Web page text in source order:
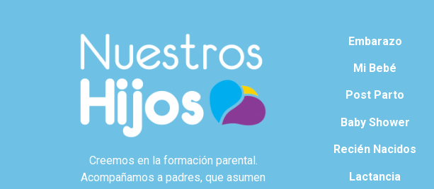
Creemos en la formación parental.
Acompañamos a padres, que asumen
Embarazo
Mi Bebé
Post Parto
Baby Shower
Recién Nacidos
Lactancia